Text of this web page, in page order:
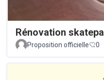
Rénovation
Proposition officielle
0